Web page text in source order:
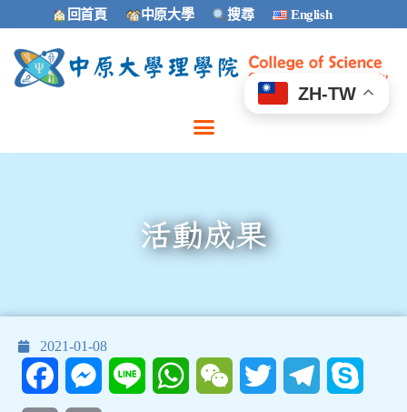
回首頁 中原大學 搜尋 English
活動成果
2021-01-08
FacebookMessengerLine WhatsAppWeChat Twitter Telegram
ZH-TW